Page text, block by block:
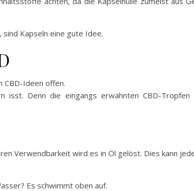
sind Kapseln eine gute Idee.
CBD-Ideen offen.
isst. Denn die eingangs erwähnten CBD-
Verwendbarkeit wird es in Öl gelöst. Dies kann
Es schwimmt oben auf.